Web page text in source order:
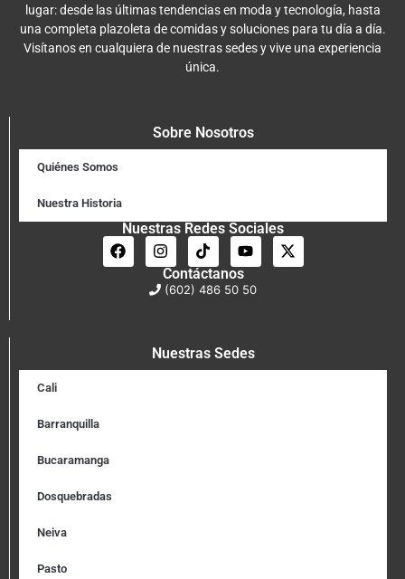
lugar: desde las últimas tendencias en moda y tecnología, hasta
una completa plazoleta de comidas y soluciones para tu día a día.
Visítanos en cualquiera de nuestras sedes y vive una experiencia
única.
Sobre Nosotros
Quiénes Somos
Nuestra Historia
Nuestras Redes Sociales
Contáctanos
(602) 486 50 50
Nuestras Sedes
Cali
Barranquilla
Bucaramanga
Dosquebradas
Neiva
Pasto